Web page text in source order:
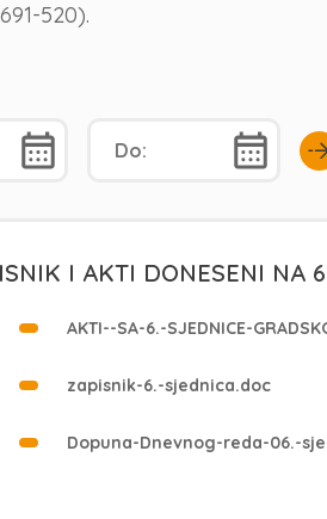
520).
I AKTI DONESENI NA
AKTI--SA-6.-SJEDNICE-
zapisnik-6.-sjednica.doc
Dopuna-Dnevnog-reda-06.-